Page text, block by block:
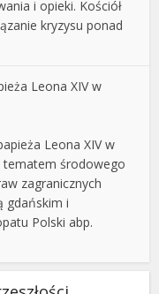
i opieki. Kościół
kryzysu ponad
Leona XIV w
Leona XIV w
tematem środowego
zagranicznych
gdańskim i
Polski abp.